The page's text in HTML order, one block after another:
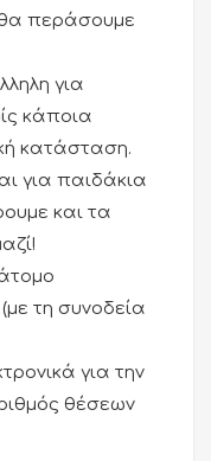
περάσουμε
για
κάποια
κατάσταση.
για παιδάκια
και τα
τη συνοδεία
για την
θέσεων